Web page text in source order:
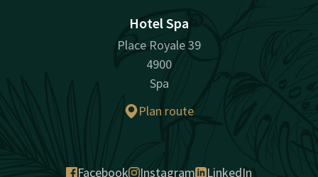
Hotel Spa
Place Royale 39
4900
Spa
Plan route
Facebook Instagram LinkedIn